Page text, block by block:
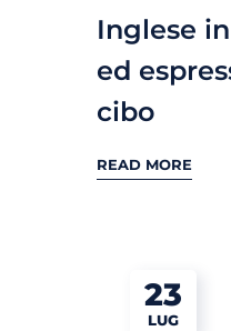
Inglese
ed
cibo
READ MORE
23
LUG